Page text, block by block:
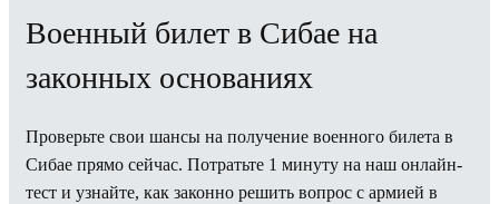
Военный билет в Сибае на
законных основаниях
Проверьте свои шансы на получение военного билета в
Сибае прямо сейчас. Потратьте 1 минуту на наш онлайн-
тест и узнайте, как законно решить вопрос с армией в